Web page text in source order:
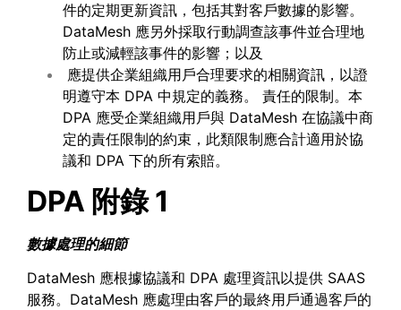
件的定期更新資訊，包括其對客戶數據的影響。
DataMesh 應另外採取行動調查該事件並合理地
防止或減輕該事件的影響；以及
應提供企業組織用戶合理要求的相關資訊，以證
明遵守本 DPA 中規定的義務。 責任的限制。本
DPA 應受企業組織用戶與 DataMesh 在協議中商
定的責任限制的約束，此類限制應合計適用於協
議和 DPA 下的所有索賠。
DPA 附錄 1
數據處理的細節
DataMesh 應根據協議和 DPA 處理資訊以提供 SAAS
服務。DataMesh 應處理由客戶的最終用戶通過客戶的